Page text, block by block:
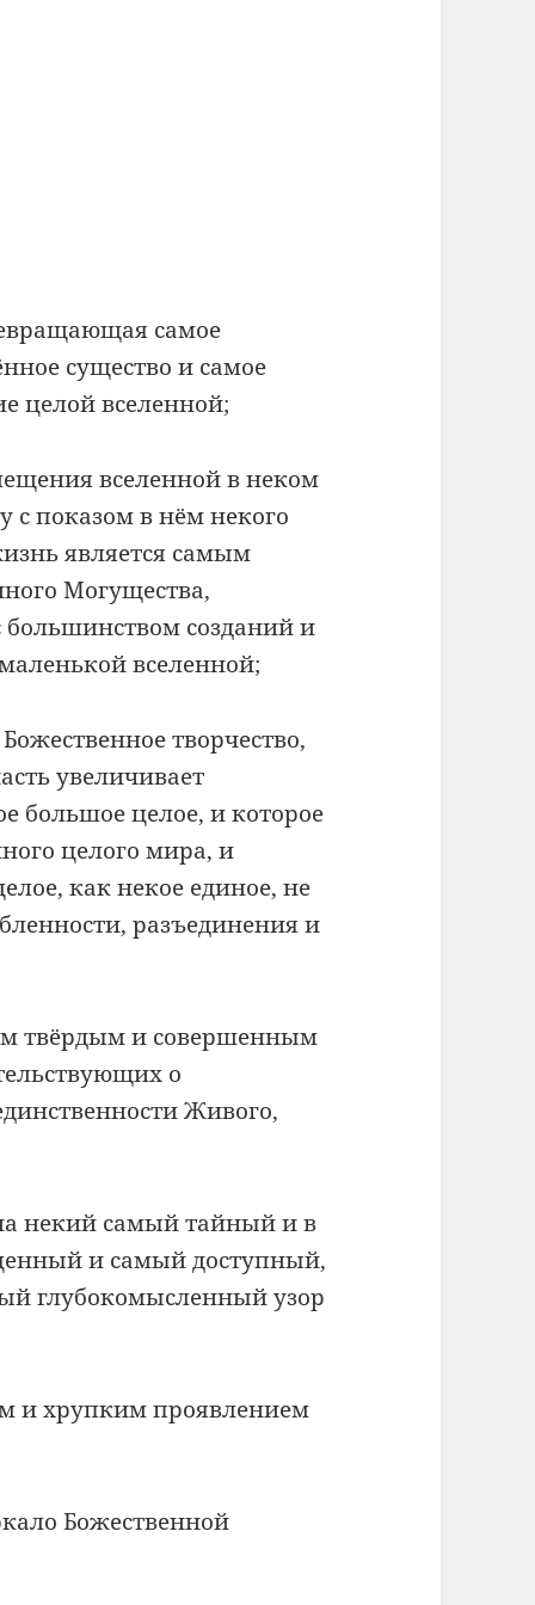
самое
существо и самое
целой вселенной;
вселенной в неком
показом в нём некого
является самым
Могущества,
созданий и
вселенной;
творчество,
увеличивает
большое целое, и которое
целого мира, и
как некое единое, не
разъединения и
твёрдым и совершенным
о
Живого,
некий самый тайный и в
и самый доступный,
глубокомысленный узор
и хрупким проявлением
Божественной